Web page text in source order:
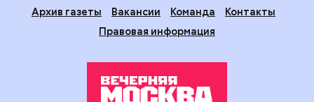
Архив газеты
Вакансии Команда
Контакты
Правовая информация